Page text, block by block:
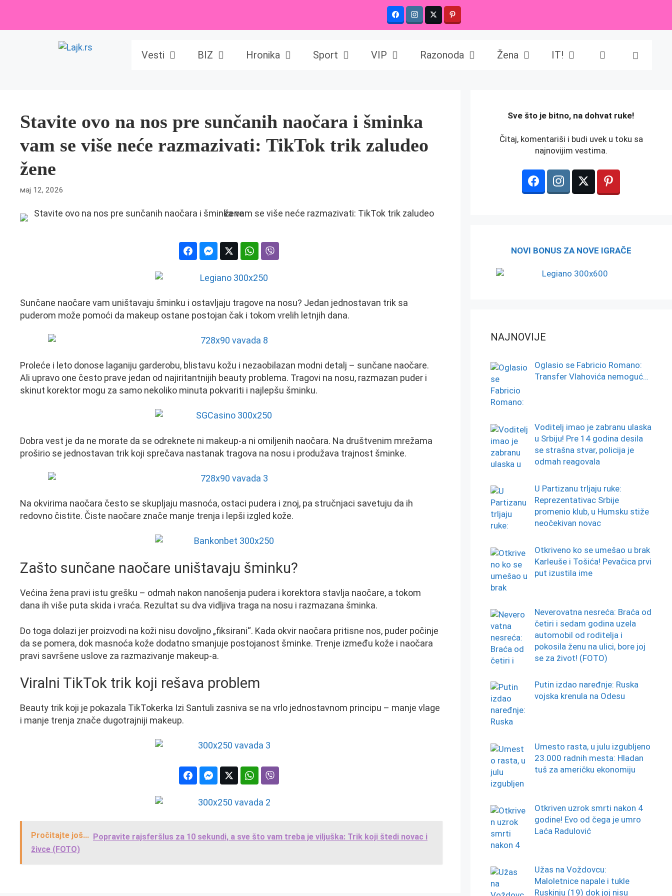
content
Vesti BIZ Hronika Sport VIP Razonoda Žena IT!
Stavite ovo na nos pre sunčanih naočara i šminka
vam se više neće razmazivati: TikTok trik zaludeo
žene
мај 12, 2026
Sunčane naočare vam uništavaju šminku i ostavljaju tragove na nosu? Jedan jednostavan trik sa
puderom može pomoći da makeup ostane postojan čak i tokom vrelih letnjih dana.
Proleće i leto donose laganiju garderobu, blistavu kožu i nezaobilazan modni detalj – sunčane naočare.
Ali upravo one često prave jedan od najiritantnijih beauty problema. Tragovi na nosu, razmazan puder i
skinut korektor mogu za samo nekoliko minuta pokvariti i najlepšu šminku.
Dobra vest je da ne morate da se odreknete ni makeup-a ni omiljenih naočara. Na društvenim mrežama
proširio se jednostavan trik koji sprečava nastanak tragova na nosu i produžava trajnost šminke.
Na okvirima naočara često se skupljaju masnoća, ostaci pudera i znoj, pa stručnjaci savetuju da ih
redovno čistite. Čiste naočare znače manje trenja i lepši izgled kože.
Zašto sunčane naočare uništavaju šminku?
Većina žena pravi istu grešku – odmah nakon nanošenja pudera i korektora stavlja naočare, a tokom
dana ih više puta skida i vraća. Rezultat su dva vidljiva traga na nosu i razmazana šminka.
Do toga dolazi jer proizvodi na koži nisu dovoljno „fiksirani“. Kada okvir naočara pritisne nos, puder počinje
da se pomera, dok masnoća kože dodatno smanjuje postojanost šminke. Trenje između kože i naočara
pravi savršene uslove za razmazivanje makeup-a.
Viralni TikTok trik koji rešava problem
Beauty trik koji je pokazala TikTokerka Izi Santuli zasniva se na vrlo jednostavnom principu – manje vlage
i manje trenja znače dugotrajniji makeup.
Pročitajte još... Popravite rajsferšlus za 10 sekundi, a sve što vam treba je viljuška: Trik koji štedi novac i
živce (FOTO)
️Sve što je bitno, na dohvat ruke!
Čitaj, komentariši i budi uvek u toku sa
najnovijim vestima.
NOVI BONUS ZA NOVE IGRAČE
NAJNOVIJE
Oglasio se Fabricio Romano:
Transfer Vlahovića nemoguć…
Voditelj imao je zabranu ulaska
u Srbiju! Pre 14 godina desila
se strašna stvar, policija je
odmah reagovala
U Partizanu trljaju ruke:
Reprezentativac Srbije
promenio klub, u Humsku stiže
neočekivan novac
Otkriveno ko se umešao u brak
Karleuše i Tošića! Pevačica prvi
put izustila ime
Neverovatna nesreća: Braća od
četiri i sedam godina uzela
automobil od roditelja i
pokosila ženu na ulici, bore joj
se za život! (FOTO)
Putin izdao naređnje: Ruska
vojska krenula na Odesu
Umesto rasta, u julu izgubljeno
23.000 radnih mesta: Hladan
tuš za američku ekonomiju
Otkriven uzrok smrti nakon 4
godine! Evo od čega je umro
Laća Radulović
Užas na Voždovcu:
Maloletnice napale i tukle
Ruskinju (19) dok joj nisu